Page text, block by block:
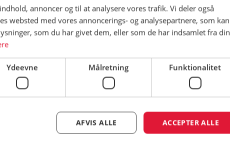
Siden du forsøgte at tilgå findes ikke.
annoncer og til at analysere vores trafik. Vi deler også
websted med vores annoncerings- og analysepartnere, som kan
som du har givet dem, eller som de har indsamlet fra din
Ydeevne Målretning Funktionalitet
ACCEPTER ALLE
AFVIS ALLE